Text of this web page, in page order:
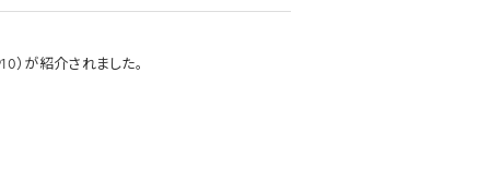
）が紹介されました。